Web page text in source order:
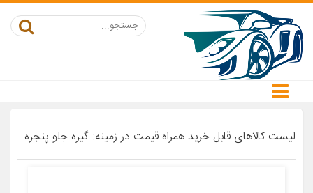
لیست کالاهای قابل خرید همراه قیمت در زمینه: گیره جلو پنجره